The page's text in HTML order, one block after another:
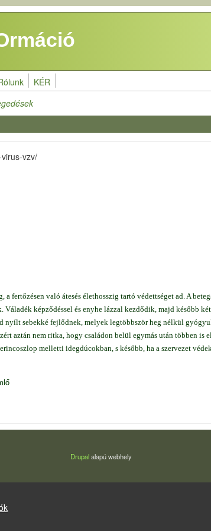
KÉR
vzv/
fertőzésen való átesés élethosszig tartó védettséget ad. A
képződéssel és enyhe lázzal kezdődik, majd később
nyílt sebekké fejlődnek, melyek legtöbbször heg nélkül
aztán nem ritka, hogy családon belül egymás után többen
melletti idegdúcokban, s később, ha a szervezet
Drupalalapú webhely